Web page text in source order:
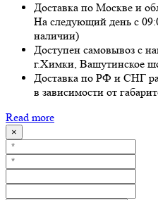
Доставка по Москве и
На следующий день с
наличии)
Доступен самовывоз с
г.Химки, Вашутинское
Доставка по РФ и СНГ
в зависимости от
Read more
×